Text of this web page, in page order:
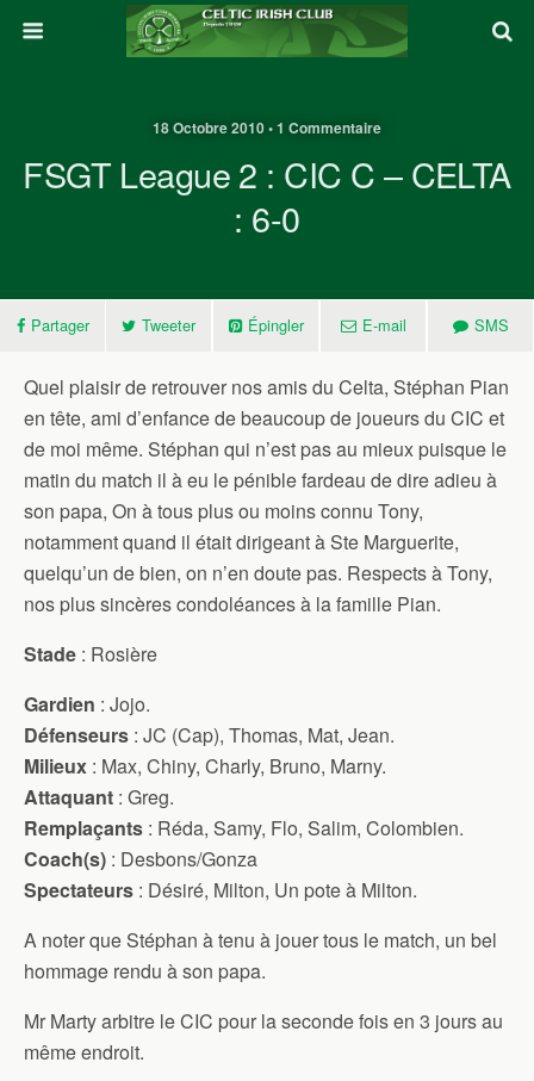
18 Octobre 2010 • 1 Commentaire
FSGT League 2 : CIC C – CELTA
: 6-0
Partager Tweeter Épingler E-mail SMS
Quel plaisir de retrouver nos amis du Celta, Stéphan Pian
en tête, ami d’enfance de beaucoup de joueurs du CIC et
de moi même. Stéphan qui n’est pas au mieux puisque le
matin du match il à eu le pénible fardeau de dire adieu à
son papa, On à tous plus ou moins connu Tony,
notamment quand il était dirigeant à Ste Marguerite,
quelqu’un de bien, on n’en doute pas. Respects à Tony,
nos plus sincères condoléances à la famille Pian.
Stade : Rosière
Gardien : Jojo.
Défenseurs : JC (Cap), Thomas, Mat, Jean.
Milieux : Max, Chiny, Charly, Bruno, Marny.
Attaquant : Greg.
Remplaçants : Réda, Samy, Flo, Salim, Colombien.
Coach(s) : Desbons/Gonza
Spectateurs : Désiré, Milton, Un pote à Milton.
A noter que Stéphan à tenu à jouer tous le match, un bel
hommage rendu à son papa.
Mr Marty arbitre le CIC pour la seconde fois en 3 jours au
même endroit.